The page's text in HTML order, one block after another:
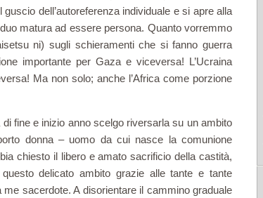
dell’autoreferenza individuale e si apre alla
matura ad essere persona. Quanto vorremmo
ni) sugli schieramenti che si fanno guerra
importante per Gaza e viceversa! L’Ucraina
Ma non solo; anche l’Africa come porzione
fine e inizio anno scelgo riversarla su un ambito
donna – uomo da cui nasce la comunione
chiesto il libero e amato sacrificio della castità,
delicato ambito grazie alle tante e tante
sacerdote. A disorientare il cammino graduale